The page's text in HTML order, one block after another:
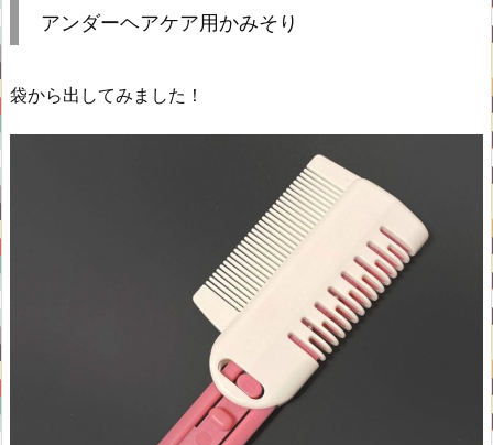
アンダーヘアケア用かみそり
袋から出してみました！